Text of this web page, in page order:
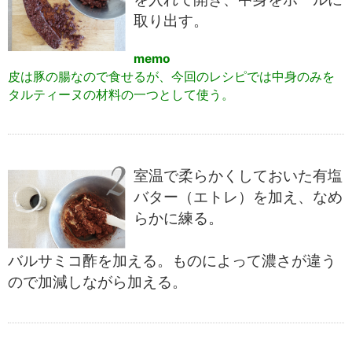
取り出す。
memo
皮は豚の腸なので食せるが、今回のレシピでは中身のみを
タルティーヌの材料の一つとして使う。
室温で柔らかくしておいた有塩
バター（エトレ）を加え、なめ
らかに練る。
バルサミコ酢を加える。ものによって濃さが違う
ので加減しながら加える。